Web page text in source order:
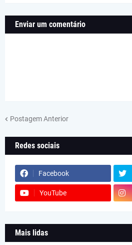
Enviar um comentário
Postagem Anterior
Redes sociais
Facebook
YouTube
Mais lidas